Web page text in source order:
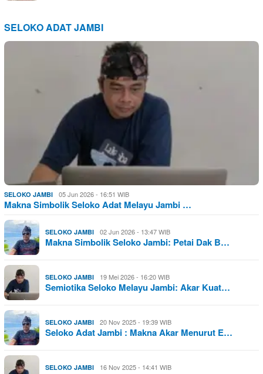
SELOKO ADAT JAMBI
SELOKO JAMBI 05 Jun 2026 - 16:51 WIB
Makna Simbolik Seloko Adat Melayu Jambi …
SELOKO JAMBI 02 Jun 2026 - 13:47 WIB
Makna Simbolik Seloko Jambi: Petai Dak B…
SELOKO JAMBI 19 Mei 2026 - 16:20 WIB
Semiotika Seloko Melayu Jambi: Akar Kuat…
SELOKO JAMBI 20 Nov 2025 - 19:39 WIB
Seloko Adat Jambi : Makna Akar Menurut E…
SELOKO JAMBI 16 Nov 2025 - 14:41 WIB